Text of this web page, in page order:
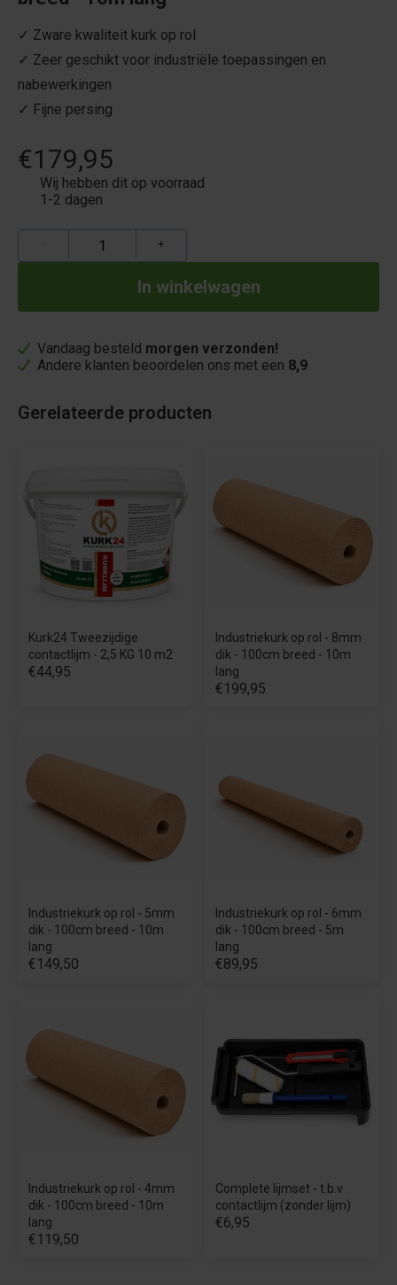
✓ Zware kwaliteit kurk op rol
✓ Zeer geschikt voor industriële toepassingen en
nabewerkingen
✓ Fijne persing
€179,95
Wij hebben dit op voorraad
1-2 dagen
+
Vandaag besteld morgen verzonden!
Andere klanten beoordelen ons met een 8,9
Gerelateerde producten
Kurk24 Tweezijdige
contactlijm - 2,5 KG 10 m2
€44,95
Industriekurk op rol - 8mm
dik - 100cm breed - 10m
lang
€199,95
Industriekurk op rol - 5mm
dik - 100cm breed - 10m
lang
€149,50
Industriekurk op rol - 6mm
dik - 100cm breed - 5m
lang
€89,95
Industriekurk op rol - 4mm
dik - 100cm breed - 10m
lang
€119,50
Complete lijmset - t.b.v
contactlijm (zonder lijm)
€6,95